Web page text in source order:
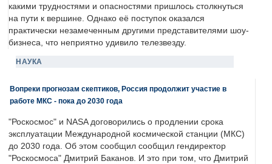
какими трудностями и опасностями пришлось столкнуться
на пути к вершине. Однако её поступок оказался
практически незамеченным другими представителями шоу-
бизнеса, что неприятно удивило телезвезду.
НАУКА
Вопреки прогнозам скептиков, Россия продолжит участие в
работе МКС - пока до 2030 года
"Роскосмос" и NASA договорились о продлении срока
эксплуатации Международной космической станции (МКС)
до 2030 года. Об этом сообщил сообщил гендиректор
"Роскосмоса" Дмитрий Баканов. И это при том, что Дмитрий